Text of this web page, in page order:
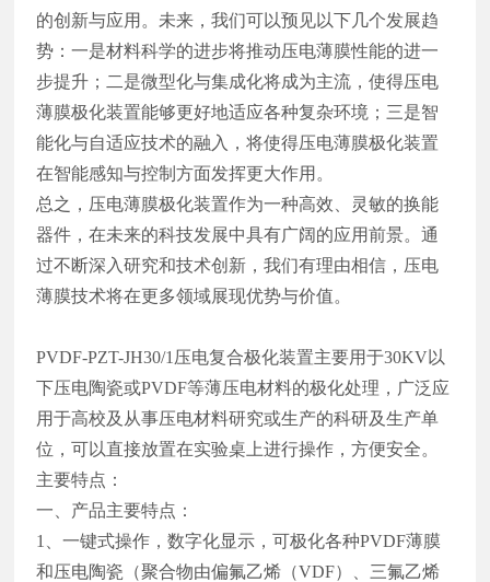
的创新与应用。未来，我们可以预见以下几个发展趋
势：一是材料科学的进步将推动压电薄膜性能的进一
步提升；二是微型化与集成化将成为主流，使得压电
薄膜极化装置能够更好地适应各种复杂环境；三是智
能化与自适应技术的融入，将使得压电薄膜极化装置
在智能感知与控制方面发挥更大作用。
总之，压电薄膜极化装置作为一种高效、灵敏的换能
器件，在未来的科技发展中具有广阔的应用前景。通
过不断深入研究和技术创新，我们有理由相信，压电
薄膜技术将在更多领域展现优势与价值。
PVDF-PZT-JH30/1压电复合极化装置主要用于30KV以
下压电陶瓷或PVDF等薄压电材料的极化处理，广泛应
用于高校及从事压电材料研究或生产的科研及生产单
位，可以直接放置在实验桌上进行操作，方便安全。
主要特点：
一、产品主要特点：
1、一键式操作，数字化显示，可极化各种PVDF薄膜
和压电陶瓷（聚合物由偏氟乙烯（VDF）、三氟乙烯